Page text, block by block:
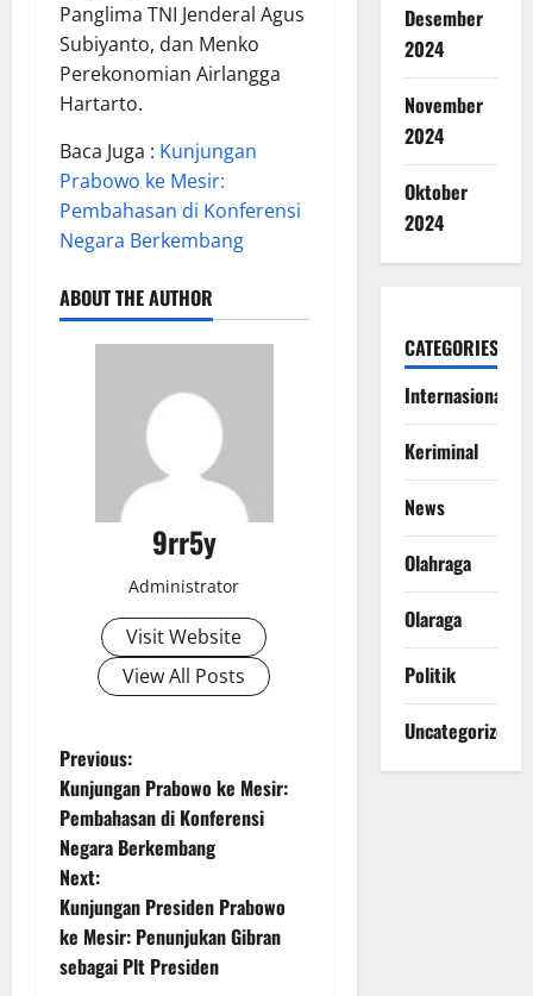
Panglima TNI Jenderal Agus
Subiyanto, dan Menko
Perekonomian Airlangga
Hartarto.
Baca Juga : Kunjungan
Prabowo ke Mesir:
Pembahasan di Konferensi
Negara Berkembang
ABOUT THE AUTHOR
9rr5y
Administrator
Visit Website
View All Posts
P
o
s
t
n
Previous:
Kunjungan Prabowo ke Mesir:
Pembahasan di Konferensi
Negara Berkembang
Next:
Kunjungan Presiden Prabowo
ke Mesir: Penunjukan Gibran
sebagai Plt Presiden
Desember
2024
November
2024
Oktober
2024
CATEGORIES
Internasional
Keriminal
News
Olahraga
Olaraga
Politik
Uncategorized